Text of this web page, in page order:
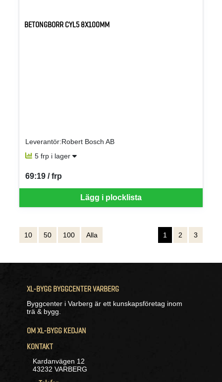
BETONGBORR CYL5 8X100MM
Leverantör:Robert Bosch AB
5 frp i lager
Lägg i plocklista
69:19 / frp
SEK per FRP
10 50 100 Alla 1 2 3
XL-BYGG BYGGCENTER VARBERG
Byggcenter i Varberg är ett kunskapsföretag inom
trä & bygg.
OM XL-BYGG KEDJAN
KONTAKT
Kardanvägen 12
43232 VARBERG